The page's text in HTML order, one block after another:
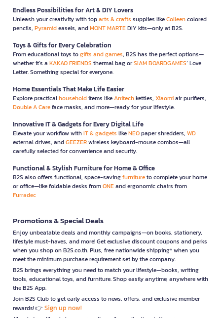
13357 Publishing is a publishing house committed to producing
high-quality books that meet the needs of readers across
various demographics. With diverse and contemporary content
in the areas of self-development, literature, documentaries, and
children's media, and with offerings in digital and audiobook
formats, 13357 Publishing remains dedicated to being a source
of knowledge and inspiration for readers both domestically and
Endless Possibilities for Art & DIY Lovers
Unleash your creativity with toparts & crafts supplies likeColleencolored
pencils, Pyramideasels, andMONT MARTEDIY kits—only at B2S.
Toys & Gifts for Every Celebration
From educational toys togifts and games, B2S has the perfect options—
whether it’s a KAKAO FRIENDS thermal bag orSIAM BOARDGAMES’ Love
Letter. Something special for everyone.
Home Essentials That Make Life Easier
Explore practicalhouseholditems likeAnitechkettles, Xiaomiair purifiers,
Double A Careface masks, and more—ready for your lifestyle.
Innovative IT & Gadgets for Every Digital Life
Elevate your workflow withIT & gadgets likeNEOpaper shredders, WD
external drives, andGEEZERwireless keyboard-mouse combos—all
carefully selected for convenience and security.
Functional & Stylish Furniture for Home & Office
B2S also offers functional, space-savingfurnitureto complete your home
or office—like foldable desks fromONEand ergonomic chairs from
Furradec
Promotions & Special Deals
Enjoy unbeatable deals and monthly campaigns—on books, stationery,
lifestyle must-haves, and more! Get exclusive discount coupons and perks
when you shop on B2S.co.th. Plus, free nationwide shipping* when you
meet the minimum purchase requirement set by the company.
B2S brings everything you need to match your lifestyle—books, writing
tools, educational toys, and furniture. Shop easily anytime, anywhere with
the B2S App.
Join B2S Club to get early access to news, offers, and exclusive member
rewards! 👉 Sign up now!